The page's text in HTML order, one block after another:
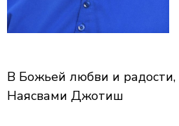
В Божьей любви и радости,
Наясвами Джотиш